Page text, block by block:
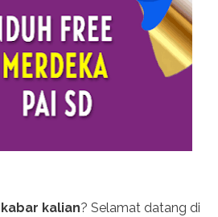
kalian? Selamat datang di